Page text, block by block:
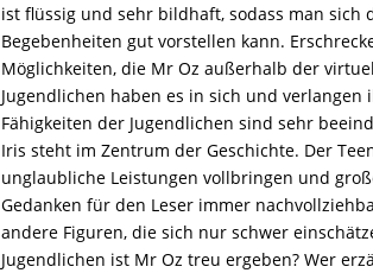
ist flüssig und sehr bildhaft, sodass man sich
Begebenheiten gut vorstellen kann.
Möglichkeiten, die Mr Oz außerhalb der
Jugendlichen haben es in sich und
Fähigkeiten der Jugendlichen sind sehr
Iris steht im Zentrum der Geschichte. Der
unglaubliche Leistungen vollbringen und
Gedanken für den Leser immer
andere Figuren, die sich nur schwer
Jugendlichen ist Mr Oz treu ergeben? Wer